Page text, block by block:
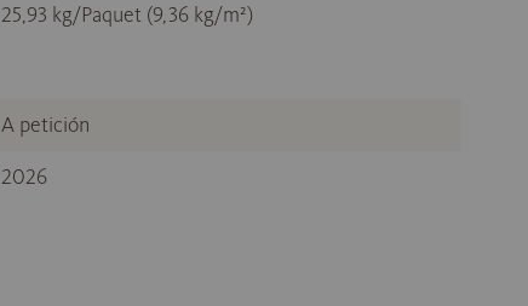
25,93 kg/Paquet (9,36 kg/m²)
A petición
2026